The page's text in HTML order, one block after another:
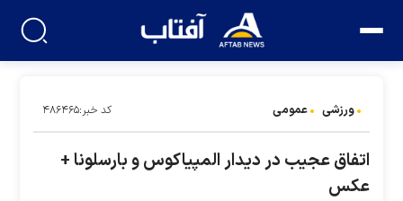
ورزشی عمومی کد خبر:۴۸۶۴۶۵
اتفاق عجیب در دیدار المپیاکوس و بارسلونا +
عکس